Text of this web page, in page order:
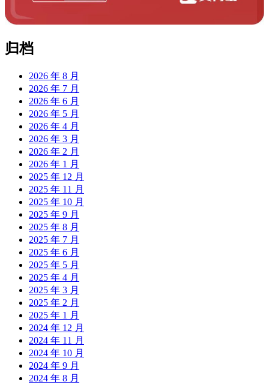
归档
2026 年 8 月
2026 年 7 月
2026 年 6 月
2026 年 5 月
2026 年 4 月
2026 年 3 月
2026 年 2 月
2026 年 1 月
2025 年 12 月
2025 年 11 月
2025 年 10 月
2025 年 9 月
2025 年 8 月
2025 年 7 月
2025 年 6 月
2025 年 5 月
2025 年 4 月
2025 年 3 月
2025 年 2 月
2025 年 1 月
2024 年 12 月
2024 年 11 月
2024 年 10 月
2024 年 9 月
2024 年 8 月